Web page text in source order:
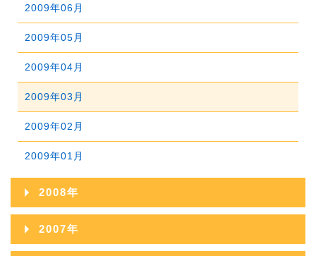
2013年01月
2012年02月
2012年01月
2011年03月
2011年02月
2011年01月
2009年06月
2009年05月
2009年04月
2009年03月
2009年02月
2009年01月
2008年
2008年12月
2008年11月
2007年